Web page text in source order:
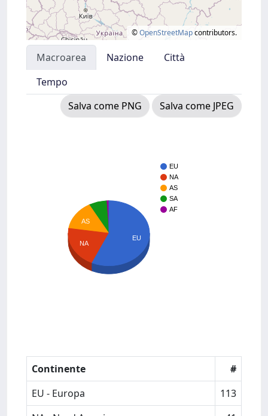
©OpenStreetMapcontributors.
Macroarea Nazione
Città
Tempo
Salva come PNG
Salva come JPEG
EU
NA
AS
SA
AF
AS
NA
EU
Continente
#
EU - Europa
113